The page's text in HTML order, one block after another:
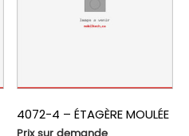
4072-4 – ÉTAGÈRE MOULÉE